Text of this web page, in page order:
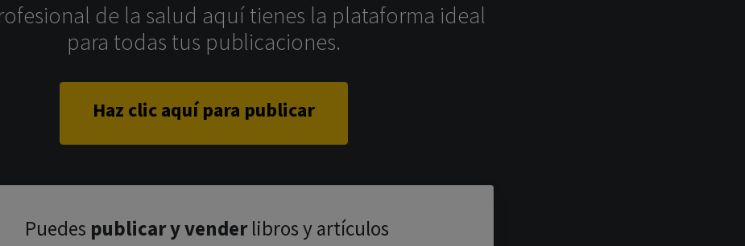
de la salud aquí tienes la plataforma ideal
para todas tus publicaciones.
Haz clic aquí para publicar
Puedes publicar y venderlibros y artículos